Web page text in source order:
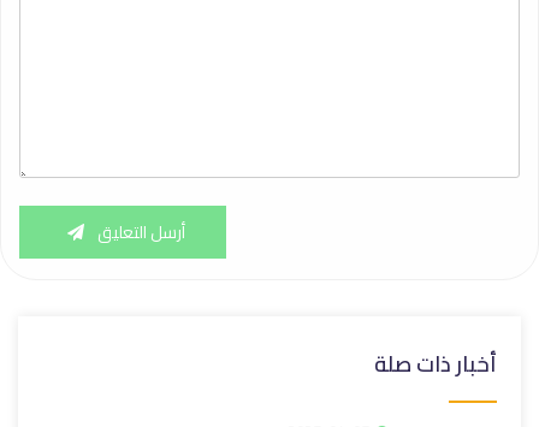
أرسل التعليق
أخبار ذات صلة